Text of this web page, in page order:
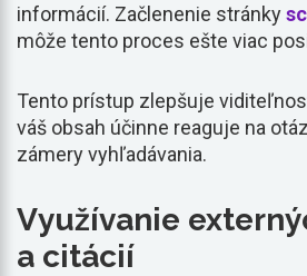
informácií. Začlenenie stránky
môže tento proces ešte viac
Tento prístup zlepšuje
váš obsah účinne reaguje na
zámery vyhľadávania.
Využívanie
a citácií